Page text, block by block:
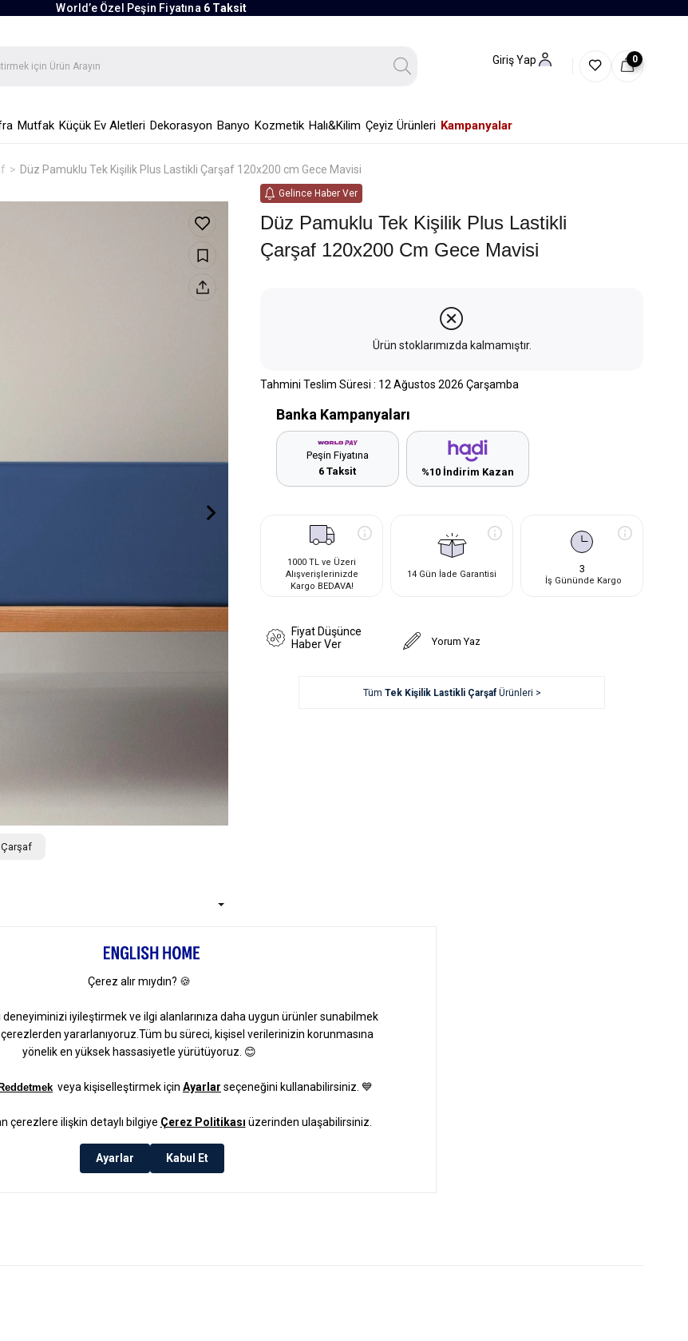
World’e Özel Peşin Fiyatına 6 Taksit
Giriş Yap 0
Mutfak Küçük Ev Aletleri Dekorasyon Banyo Kozmetik Halı&Kilim Çeyiz Ürünleri Kampanyalar
Düz Pamuklu Tek Kişilik Plus Lastikli Çarşaf 120x200 cm Gece Mavisi
Gelince Haber Ver
Düz Pamuklu Tek Kişilik Plus Lastikli
Çarşaf 120x200 Cm Gece Mavisi
Ürün stoklarımızda kalmamıştır.
Tahmini Teslim Süresi : 12 Ağustos 2026 Çarşamba
Banka Kampanyaları
Peşin Fiyatına
6 Taksit
%10 İndirim Kazan
1000 TL ve Üzeri
Alışverişlerinizde
Kargo BEDAVA!
14 Gün İade Garantisi 3
İş Gününde Kargo
Fiyat Düşünce
Haber Ver
Yorum Yaz
Tüm Tek Kişilik Lastikli ÇarşafÜrünleri >